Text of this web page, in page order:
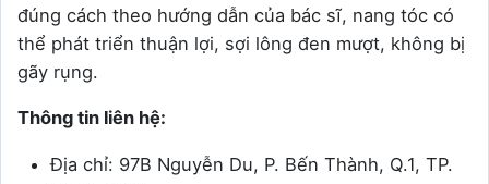
đúng cách theo hướng dẫn của bác sĩ, nang tóc có
thể phát triển thuận lợi, sợi lông đen mượt, không bị
gãy rụng.
Thông tin liên hệ:
Địa chỉ: 97B Nguyễn Du, P. Bến Thành, Q.1, TP.